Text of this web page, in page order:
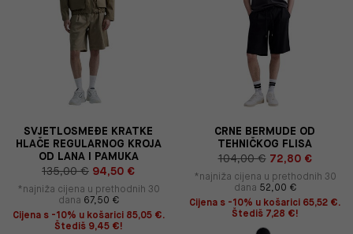
SVJETLOSMEĐE KRATKE
HLAČE REGULARNOG KROJA
OD LANA I PAMUKA
135,00 € 94,50 €
*najniža cijena u prethodnih 30
dana 67,50 €
Cijena s -10% u košarici 85,05 €.
Štediš 9,45 €!
CRNE BERMUDE OD
TEHNIČKOG FLISA
104,00 € 72,80 €
*najniža cijena u prethodnih 30
dana 52,00 €
Cijena s -10% u košarici 65,52 €.
Štediš 7,28 €!